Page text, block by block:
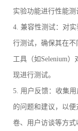
实验功能进行性能测
4. 兼容性测试：对
行测试，确保其在
工具（如Selenium
现进行测试。
5. 用户反馈：收集
的问题和建议，以
卷、用户访谈等方式